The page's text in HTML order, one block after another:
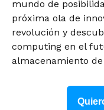
mundo de
próxima ola de
revolución y
computing en el
almacenamiento de